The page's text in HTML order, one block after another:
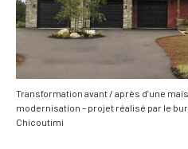
Transformation avant / après d’une
modernisation – projet réalisé par le
Chicoutimi